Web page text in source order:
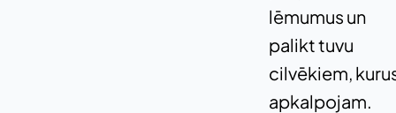
lēmumus un
palikt tuvu
cilvēkiem,
apkalpojam.